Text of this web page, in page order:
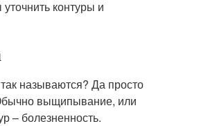
контуры и
называются? Да просто
выщипывание, или
– болезненность.